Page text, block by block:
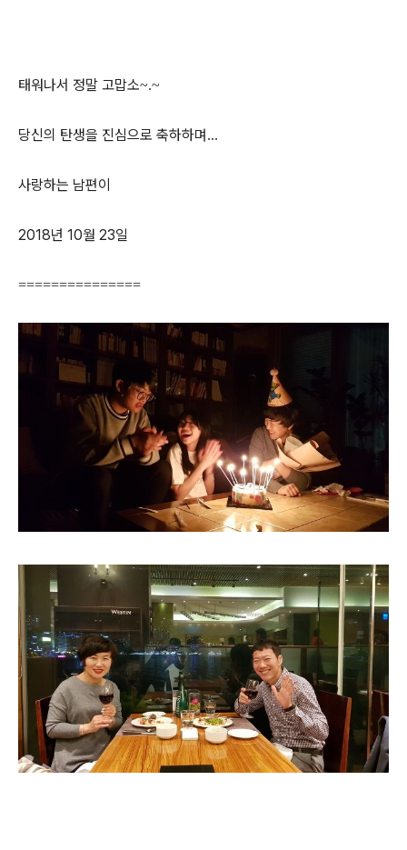
태워나서 정말 고맙소~.~
당신의 탄생을 진심으로 축하하며...
사랑하는 남편이
2018년 10월 23일
===============